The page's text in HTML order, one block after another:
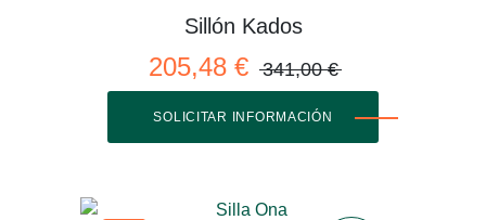
Sillón Kados
205,48 € 341,00 €
SOLICITAR INFORMACIÓN